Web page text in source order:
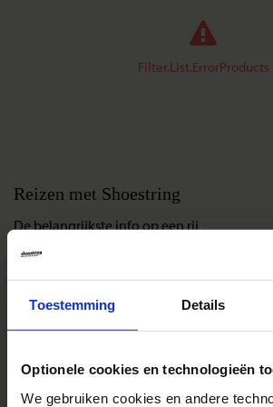
Toestemming Details
Optionele cookies en technologieën
We gebruiken cookies en andere
Filter.List.ErrorProducts
Reizen met Shoestring
De belangrijkste info op een rij
Bestemmingen
Duurzaam reizen
Reis- en annuleringsvoorwaarden
Inloggen op mijn.Shoestring